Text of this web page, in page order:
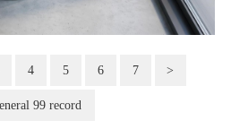
4 5 6 7 >
99 record